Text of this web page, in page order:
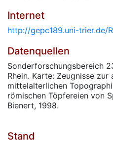
Internet
http://gepc189.uni-trier.de/
Datenquellen
Sonderforschungsbereich
Rhein. Karte: Zeugnisse zur
mittelalterlichen
römischen Töpfereien von
Bienert, 1998.
Stand